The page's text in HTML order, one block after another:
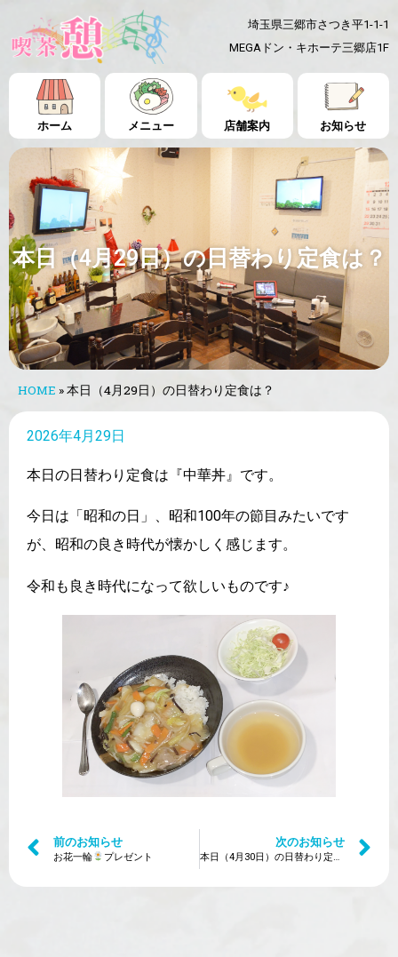
埼玉県三郷市さつき平1-1-1
MEGAドン・キホーテ三郷店1F
ホーム メニュー 店舗案内 お知らせ
本日（4月29日）の日替わり定食は？
HOME »本日（4月29日）の日替わり定食は？
2026年4月29日
本日の日替わり定食は『中華丼』です。
今日は「昭和の日」、昭和100年の節目みたいです
が、昭和の良き時代が懐かしく感じます。
令和も良き時代になって欲しいものです♪
前のお知らせ
お花一輪 プレゼント
次のお知らせ
本日（4月30日）の日替わり定食は？